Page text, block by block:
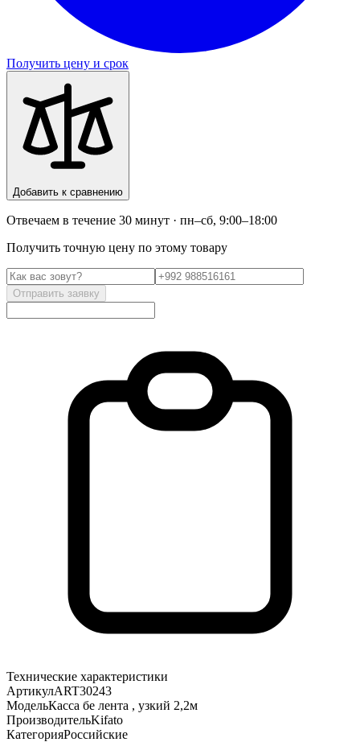
Получить цену и срок
Добавить к сравнению
Отвечаем в течение 30 минут · пн–сб, 9:00–18:00
Получить точную цену по этому товару
Отправить заявку
Технические характеристики
АртикулART30243
МодельКасса бе лента , узкий 2,2м
ПроизводительKifato
КатегорияРоссийские